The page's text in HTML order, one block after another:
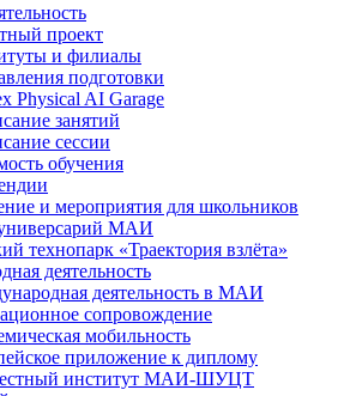
проект
и филиалы
подготовки
Physical AI Garage
занятий
сессии
обучения
и мероприятия для школьников
МАИ
технопарк «Траектория взлёта»
деятельность
деятельность в МАИ
сопровождение
мобильность
приложение к диплому
институт МАИ-ШУЦТ